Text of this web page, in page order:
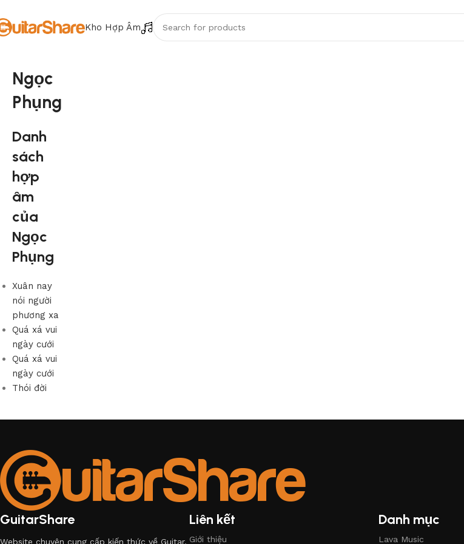
Kho Hợp Âm
Ngọc
Phụng
Danh
sách
hợp
âm
của
Ngọc
Phụng
Xuân nay
nói người
phương xa
Quá xá vui
ngày cưới
Quá xá vui
ngày cưới
Thói đời
GuitarShare
Website chuyên cung cấp kiến thức về Guitar.
Liên kết
Giới thiệu
Danh mục
Lava Music